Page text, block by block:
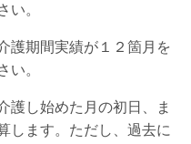
い。
護期間実績が１２箇月を
い。
護し始めた月の初日、ま
します。ただし、過去に